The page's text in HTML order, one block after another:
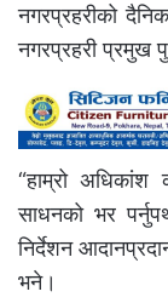
नगरप्रहरीको
नगरप्रहरी प्रमुख
“हाम्रो
साधनको भर
निर्देशन
भने।